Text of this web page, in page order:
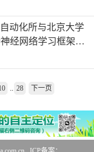
自动化所与北京大学
经网络学习框架
中国科学院自动化
28 下一页